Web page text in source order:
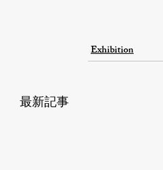
Exhibition
最新記事